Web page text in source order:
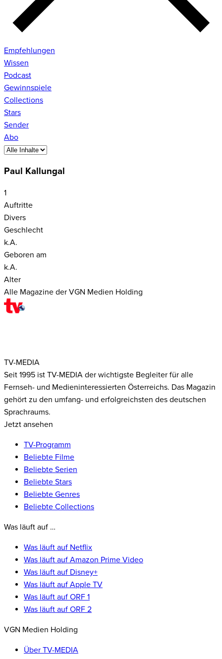
Empfehlungen
Wissen
Podcast
Gewinnspiele
Collections
Stars
Sender
Abo
Paul Kallungal
1
Auftritte
Divers
Geschlecht
k.A.
Geboren am
k.A.
Alter
Alle Magazine der VGN Medien Holding
TV-MEDIA
Seit 1995 ist TV-MEDIA der wichtigste Begleiter für alle
Fernseh- und Medieninteressierten Österreichs. Das Magazin
gehört zu den umfang- und erfolgreichsten des deutschen
Sprachraums.
Jetzt ansehen
TV-Programm
Beliebte Filme
Beliebte Serien
Beliebte Stars
Beliebte Genres
Beliebte Collections
Was läuft auf …
Was läuft auf Netflix
Was läuft auf Amazon Prime Video
Was läuft auf Disney+
Was läuft auf Apple TV
Was läuft auf ORF 1
Was läuft auf ORF 2
VGN Medien Holding
Über TV-MEDIA